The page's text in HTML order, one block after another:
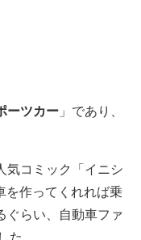
ーツカー 」であり、
気コミック「イニシ
を作ってくれれば乗
ぐらい、自動車ファ
。